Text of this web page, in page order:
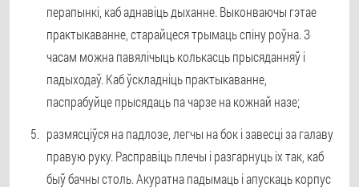
перапынкі, каб аднавіць дыханне. Выконваючы гэтае
практыкаванне, старайцеся трымаць спіну роўна. З
часам можна павялічыць колькасць прысяданняў і
падыходаў. Каб ўскладніць практыкаванне,
паспрабуйце прысядаць па чарзе на кожнай назе;
размясціўся на падлозе, легчы на ​​бок і завесці за галаву
правую руку. Расправіць плечы і разгарнуць іх так, каб
быў бачны столь. Акуратна падымаць і апускаць корпус